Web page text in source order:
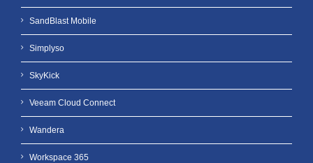
SandBlast Mobile
Simplyso
SkyKick
Veeam Cloud Connect
Wandera
Workspace 365